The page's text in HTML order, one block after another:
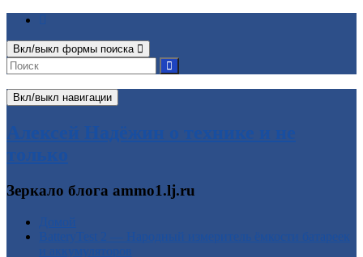
Вкл/выкл формы поиска
Вкл/выкл навигации
Алексей Надёжин о технике и не
только
Зеркало блога ammo1.lj.ru